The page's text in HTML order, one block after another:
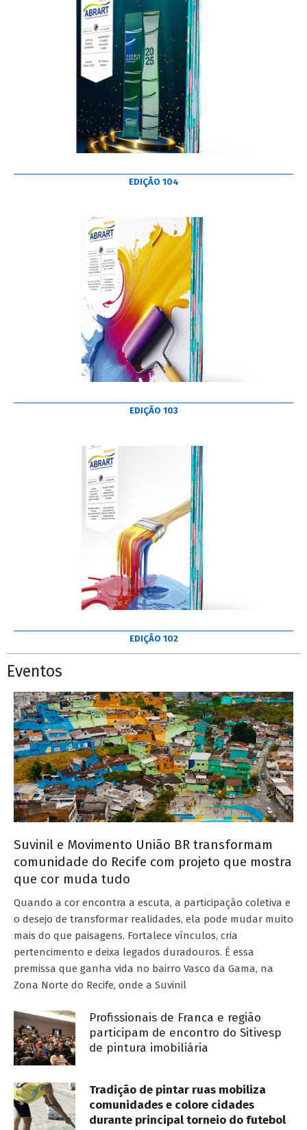
EDIÇÃO 104
EDIÇÃO 103
EDIÇÃO 102
Eventos
Suvinil e Movimento União BR transformam
comunidade do Recife com projeto que mostra
que cor muda tudo
Quando a cor encontra a escuta, a participação coletiva e
o desejo de transformar realidades, ela pode mudar muito
mais do que paisagens. Fortalece vínculos, cria
pertencimento e deixa legados duradouros. É essa
premissa que ganha vida no bairro Vasco da Gama, na
Zona Norte do Recife, onde a Suvinil
Profissionais de Franca e região
participam de encontro do Sitivesp
de pintura imobiliária
Tradição de pintar ruas mobiliza
comunidades e colore cidades
durante principal torneio do futebol